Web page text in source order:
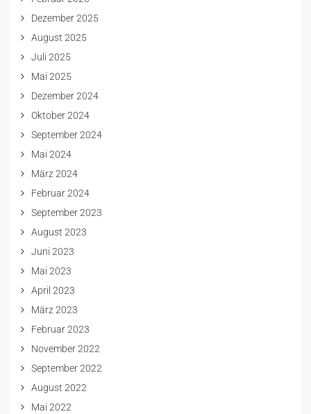
Dezember 2025
August 2025
Juli 2025
Mai 2025
Dezember 2024
Oktober 2024
September 2024
Mai 2024
März 2024
Februar 2024
September 2023
August 2023
Juni 2023
Mai 2023
April 2023
März 2023
Februar 2023
November 2022
September 2022
August 2022
Mai 2022